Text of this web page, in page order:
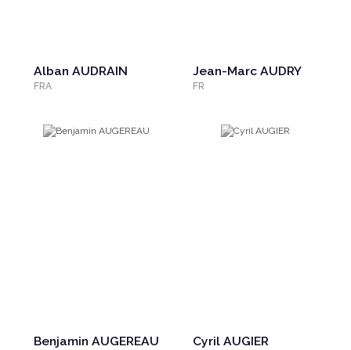
Alban AUDRAIN
FRA
Jean-Marc AUDRY
FR
Benjamin AUGEREAU Cyril AUGIER